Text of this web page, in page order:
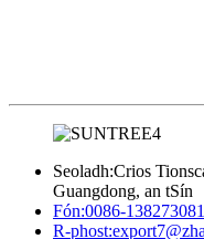
Seoladh:Crios
Guangdong, an tSín
Fón:0086-
R-phost: